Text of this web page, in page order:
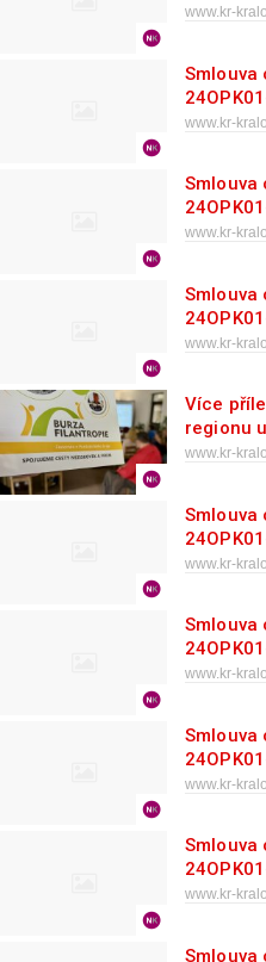
www.kr-
Smlouva
www.kr-
Smlouva
www.kr-
Smlouva
www.kr-
Více
regionu
dvakrát
www.kr-
Smlouva
www.kr-
Smlouva
www.kr-
Smlouva
www.kr-
Smlouva
www.kr-
Smlouva